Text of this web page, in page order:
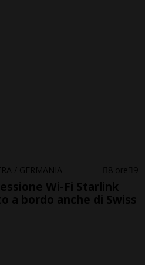
/ GERMANIA 8 ore 9
Wi-Fi Starlink
a bordo anche di Swiss